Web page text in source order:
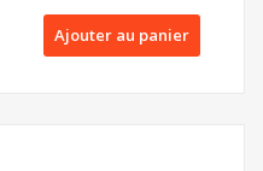
Ajouter au panier